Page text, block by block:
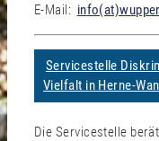
E-Mail:
Servicestelle
Vielfalt in Herne-
Die Servicestelle